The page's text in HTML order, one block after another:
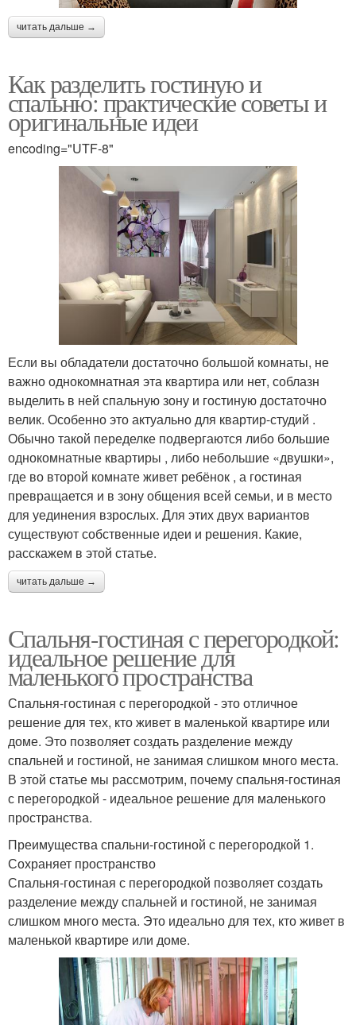
читать дальше →
Как разделить гостиную и
спальню: практические советы и
оригинальные идеи
encoding="UTF-8"
Если вы обладатели достаточно большой комнаты, не
важно однокомнатная эта квартира или нет, соблазн
выделить в ней спальную зону и гостиную достаточно
велик. Особенно это актуально для квартир-студий .
Обычно такой переделке подвергаются либо большие
однокомнатные квартиры , либо небольшие «двушки»,
где во второй комнате живет ребёнок , а гостиная
превращается и в зону общения всей семьи, и в место
для уединения взрослых. Для этих двух вариантов
существуют собственные идеи и решения. Какие,
расскажем в этой статье.
читать дальше →
Спальня-гостиная с перегородкой:
идеальное решение для
маленького пространства
Спальня-гостиная с перегородкой - это отличное
решение для тех, кто живет в маленькой квартире или
доме. Это позволяет создать разделение между
спальней и гостиной, не занимая слишком много места.
В этой статье мы рассмотрим, почему спальня-гостиная
с перегородкой - идеальное решение для маленького
пространства.
Преимущества спальни-гостиной с перегородкой 1.
Сохраняет пространство
Спальня-гостиная с перегородкой позволяет создать
разделение между спальней и гостиной, не занимая
слишком много места. Это идеально для тех, кто живет в
маленькой квартире или доме.